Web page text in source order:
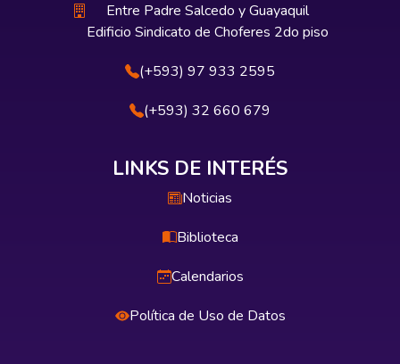
Entre Padre Salcedo y Guayaquil
Edificio Sindicato de Choferes 2do piso
(+593) 97 933 2595
(+593) 32 660 679
LINKS DE INTERÉS
Noticias
Biblioteca
Calendarios
Política de Uso de Datos